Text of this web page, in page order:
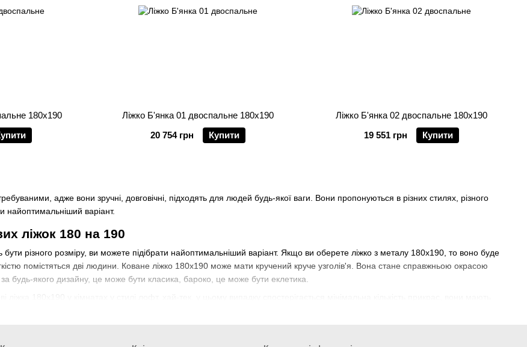
адже вони зручні, довговічні, підходять для людей будь-якої ваги. Вони пропонуються в різних стилях, різного
найоптимальніший варіант.
ліжок 180 на 190
бути різного розміру, ви можете підібрати найоптимальніший варіант. Якщо ви оберете ліжко з металу 180х190, то воно буде
помістяться дві людини. Коване ліжко 180х190 може мати кручений круче узголів'я. Вона стане справжньою окрасою
за будь-якого дизайну, це може бути класика, бароко, це може бути еклетика.
180х190
Ліжко Б'янка 01 двоспальне 180х190
20 754 грн
Купити
Ліжко Б'янка 02 двоспальне 180х190
19 551 грн
Купити